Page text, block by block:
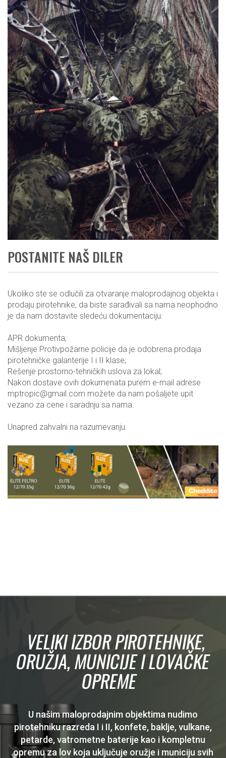
POSTANITE NAŠ DILER
Ukoliko ste se odlučili za otvaranje maloprodajnog objekta i
prodaju pirotehnike, da biste sarađivali sa nama neophodno
je da nam dostavite sledeću dokumentaciju:
APR dokumenta;
Mišljenje Protivpožarne policije da je odobrena prodaja
pirotehničke galanterije I i II klase;
Rešenje prostorno-tehničkih uslova za lokal;
Nakon dostave ovih dokumenata purem e-mail adrese
mptropic@gmail.com možete da nam pošaljete upit
vezano za cene i saradnju sa nama.
Unapred zahvalni na razumevanju.
VELIKI IZBOR PIROTEHNIKE,
ORUŽJA, MUNICIJE I LOVAČKE
OPREME
U našim maloprodajnim objektima nudimo
pirotehniku razreda I i II, konfete, baklje, vulkane,
petarde, vatrometne baterije kao i kompletnu
opremu za lov koja uključuje oružje i municiju svih